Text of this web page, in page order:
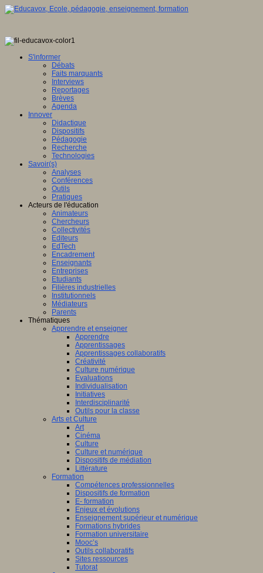
S'informer
Débats
Faits marquants
Interviews
Reportages
Brèves
Agenda
Innover
Didactique
Dispositifs
Pédagogie
Recherche
Technologies
Savoir(s)
Analyses
Conférences
Outils
Pratiques
Acteurs de l'éducation
Animateurs
Chercheurs
Collectivités
Editeurs
EdTech
Encadrement
Enseignants
Entreprises
Etudiants
Filières industrielles
Institutionnels
Médiateurs
Parents
Thématiques
Apprendre et enseigner
Apprendre
Apprentissages
Apprentissages collaboratifs
Créativité
Culture numérique
Evaluations
Individualisation
Initiatives
Interdisciplinarité
Outils pour la classe
Arts et Culture
Art
Cinéma
Culture
Culture et numérique
Dispositifs de médiation
Littérature
Formation
Compétences professionnelles
Dispositifs de formation
E- formation
Enjeux et évolutions
Enseignement supérieur et numérique
Formations hybrides
Formation universitaire
Mooc’s
Outils collaboratifs
Sites ressources
Tutorat